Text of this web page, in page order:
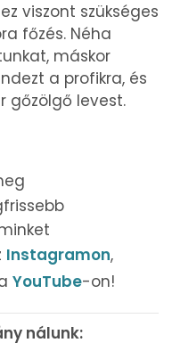
viszont szükséges
főzés. Néha
máskor
a profikra, és
gőzölgő levest.
Instagramon,
YouTube-on!
nálunk: